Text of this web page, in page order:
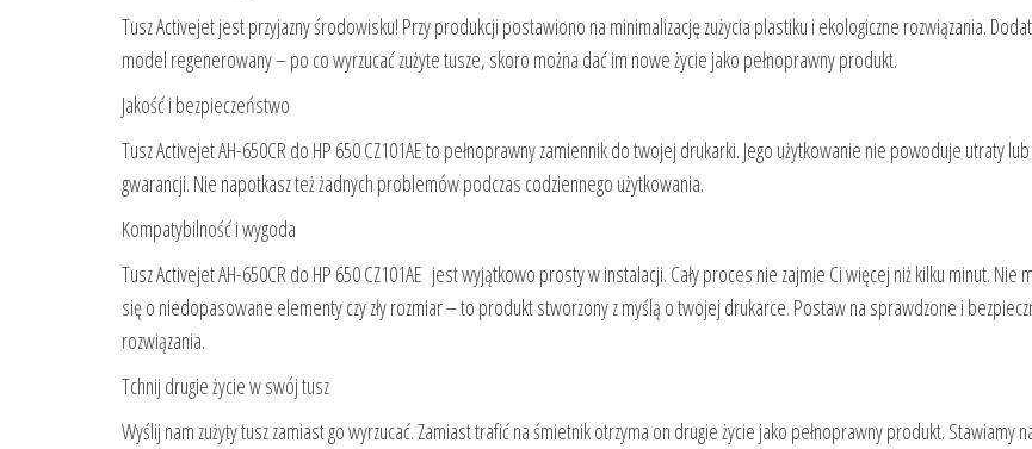
Tusz Activejet jest przyjazny środowisku! Przy produkcji postawiono na minimalizację zużycia plastiku i ekologiczne rozwiązania.
model regenerowany – po co wyrzucać zużyte tusze, skoro można dać im nowe życie jako pełnoprawny produkt.
Jakość i bezpieczeństwo
Tusz Activejet AH-650CR do HP 650 CZ101AE to pełnoprawny zamiennik do twojej drukarki. Jego użytkowanie nie powoduje utraty
gwarancji. Nie napotkasz też żadnych problemów podczas codziennego użytkowania.
Kompatybilność i wygoda
Tusz Activejet AH-650CR do HP 650 CZ101AE jest wyjątkowo prosty w instalacji. Cały proces nie zajmie Ci więcej niż kilku minut. Nie
się o niedopasowane elementy czy zły rozmiar – to produkt stworzony z myślą o twojej drukarce. Postaw na sprawdzone i
rozwiązania.
Tchnij drugie życie w swój tusz
Wyślij nam zużyty tusz zamiast go wyrzucać. Zamiast trafić na śmietnik otrzyma on drugie życie jako pełnoprawny produkt. Stawiamy